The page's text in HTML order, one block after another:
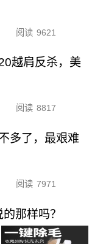
阅读 9621
越肩反杀，美
阅读 8817
多了，最艰难
阅读 7971
那样吗？